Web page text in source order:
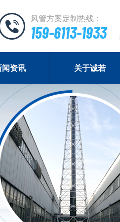
风管方案定制热线：
159-6113-1933
闻资讯 关于诚若